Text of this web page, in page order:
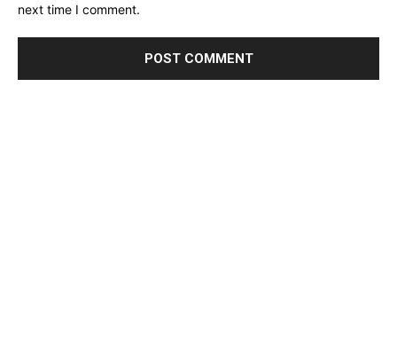
next time I comment.